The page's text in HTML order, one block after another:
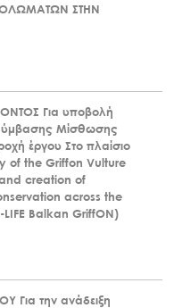
ΣΤΗΝ
Για υποβολή
Μίσθωσης
έργου Στο πλαίσιο
of the Griffon Vulture
creation of
across the
LIFE Balkan GriffON)
την ανάδειξη